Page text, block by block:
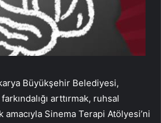
Büyükşehir Belediyesi,
arttırmak, ruhsal
amacıyla Sinema Terapi Atölyesi’ni